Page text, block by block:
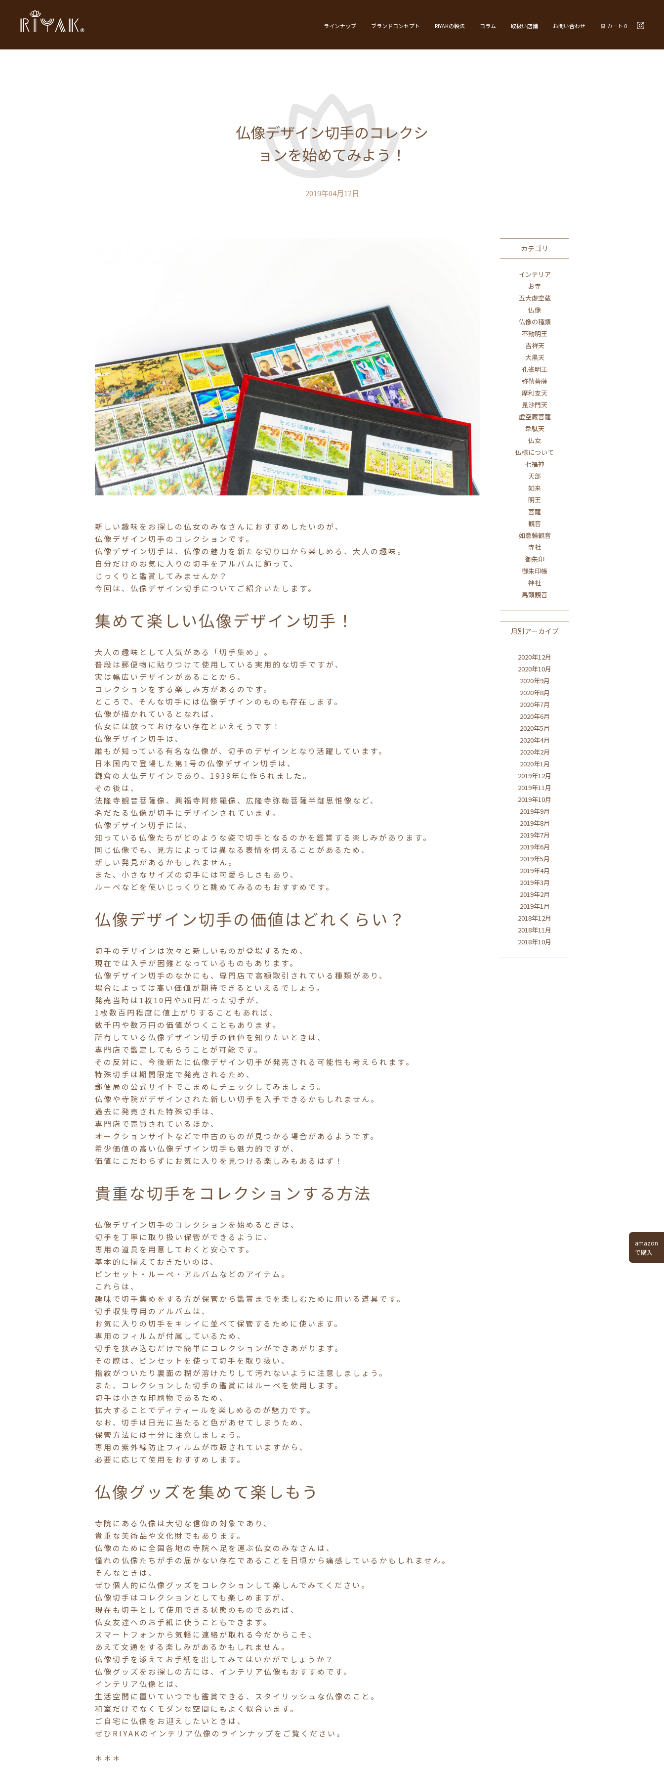
ラインナップ ブランドコンセプト RIYAKの製法 コラム 取扱い店舗 お問い合わせ 🛒 カート 0
仏像デザイン切手のコレクシ
ョンを始めてみよう！
2019年04月12日
新しい趣味をお探しの仏女のみなさんにおすすめしたいのが、
仏像デザイン切手のコレクションです。
仏像デザイン切手は、仏像の魅力を新たな切り口から楽しめる、大人の趣味。
自分だけのお気に入りの切手をアルバムに飾って、
じっくりと鑑賞してみませんか？
今回は、仏像デザイン切手についてご紹介いたします。
集めて楽しい仏像デザイン切手！
大人の趣味として人気がある「切手集め」。
普段は郵便物に貼りつけて使用している実用的な切手ですが、
実は幅広いデザインがあることから、
コレクションをする楽しみ方があるのです。
ところで、そんな切手には仏像デザインのものも存在します。
仏像が描かれているとなれば、
仏女には放っておけない存在といえそうです！
仏像デザイン切手は、
誰もが知っている有名な仏像が、切手のデザインとなり活躍しています。
日本国内で登場した第1号の仏像デザイン切手は、
鎌倉の大仏デザインであり、1939年に作られました。
その後は、
法隆寺観音菩薩像、興福寺阿修羅像、広隆寺弥勒菩薩半跏思惟像など、
名だたる仏像が切手にデザインされています。
仏像デザイン切手には、
知っている仏像たちがどのような姿で切手となるのかを鑑賞する楽しみがあります。
同じ仏像でも、見方によっては異なる表情を伺えることがあるため、
新しい発見があるかもしれません。
また、小さなサイズの切手には可愛らしさもあり、
ルーペなどを使いじっくりと眺めてみるのもおすすめです。
仏像デザイン切手の価値はどれくらい？
切手のデザインは次々と新しいものが登場するため、
現在では入手が困難となっているものもあります。
仏像デザイン切手のなかにも、専門店で高額取引されている種類があり、
場合によっては高い価値が期待できるといえるでしょう。
発売当時は1枚10円や50円だった切手が、
1枚数百円程度に値上がりすることもあれば、
数千円や数万円の価値がつくこともあります。
所有している仏像デザイン切手の価値を知りたいときは、
専門店で鑑定してもらうことが可能です。
その反対に、今後新たに仏像デザイン切手が発売される可能性も考えられます。
特殊切手は期間限定で発売されるため、
郵便局の公式サイトでこまめにチェックしてみましょう。
仏像や寺院がデザインされた新しい切手を入手できるかもしれません。
過去に発売された特殊切手は、
専門店で売買されているほか、
オークションサイトなどで中古のものが見つかる場合があるようです。
希少価値の高い仏像デザイン切手も魅力的ですが、
価値にこだわらずにお気に入りを見つける楽しみもあるはず！
貴重な切手をコレクションする方法
仏像デザイン切手のコレクションを始めるときは、
切手を丁寧に取り扱い保管ができるように、
専用の道具を用意しておくと安心です。
基本的に揃えておきたいのは、
ピンセット・ルーペ・アルバムなどのアイテム。
これらは、
趣味で切手集めをする方が保管から鑑賞までを楽しむために用いる道具です。
切手収集専用のアルバムは、
お気に入りの切手をキレイに並べて保管するために使います。
専用のフィルムが付属しているため、
切手を挟み込むだけで簡単にコレクションができあがります。
その際は、ピンセットを使って切手を取り扱い、
指紋がついたり裏面の糊が溶けたりして汚れないように注意しましょう。
また、コレクションした切手の鑑賞にはルーペを使用します。
切手は小さな印刷物であるため、
拡大することでディティールを楽しめるのが魅力です。
なお、切手は日光に当たると色があせてしまうため、
保管方法には十分に注意しましょう。
専用の紫外線防止フィルムが市販されていますから、
必要に応じて使用をおすすめします。
仏像グッズを集めて楽しもう
寺院にある仏像は大切な信仰の対象であり、
貴重な美術品や文化財でもあります。
仏像のために全国各地の寺院へ足を運ぶ仏女のみなさんは、
憧れの仏像たちが手の届かない存在であることを日頃から痛感しているかもしれません。
そんなときは、
ぜひ個人的に仏像グッズをコレクションして楽しんでみてください。
仏像切手はコレクションとしても楽しめますが、
現在も切手として使用できる状態のものであれば、
仏女友達へのお手紙に使うこともできます。
スマートフォンから気軽に連絡が取れる今だからこそ、
あえて文通をする楽しみがあるかもしれません。
仏像切手を添えてお手紙を出してみてはいかがでしょうか？
仏像グッズをお探しの方には、インテリア仏像もおすすめです。
インテリア仏像とは、
生活空間に置いていつでも鑑賞できる、スタイリッシュな仏像のこと。
和室だけでなくモダンな空間にもよく似合います。
ご自宅に仏像をお迎えしたいときは、
ぜひRIYAKのインテリア仏像のラインナップをご覧ください。
＊＊＊
カテゴリ
インテリア
お寺
五大虚空蔵
仏像
仏像の種類
不動明王
吉祥天
大黒天
孔雀明王
弥勒菩薩
摩利支天
毘沙門天
虚空蔵菩薩
韋駄天
仏女
仏様について
七福神
天部
如来
明王
菩薩
観音
如意輪観音
寺社
御朱印
御朱印帳
神社
馬頭観音
月別アーカイブ
2020年12月
2020年10月
2020年9月
2020年8月
2020年7月
2020年6月
2020年5月
2020年4月
2020年2月
2020年1月
2019年12月
2019年11月
2019年10月
2019年9月
2019年8月
2019年7月
2019年6月
2019年5月
2019年4月
2019年3月
2019年2月
2019年1月
2018年12月
2018年11月
2018年10月
amazon
で購入